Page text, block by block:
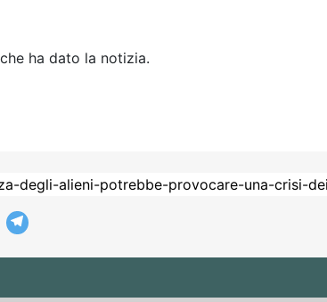
ha dato la notizia.
SVIZZERA